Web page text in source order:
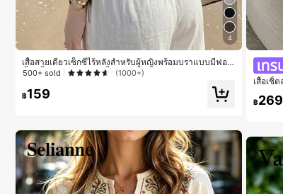
4
เสื้อสายเดี่ยวเซ็กซี่ไร้หลังสำหรับผู้หญิงพร้อมบราแบบมีฟอง
น้ำ, เสื้อกล้ามแขนกุด, เสื้อลำลองสีดำสำหรับฤดูร้อน
500+ sold (1000+)
฿159
เสื้อเชิ้
฿269